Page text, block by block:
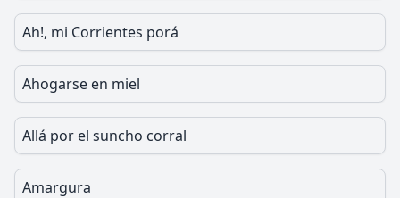
Ah!, mi Corrientes porá
Ahogarse en miel
Allá por el suncho corral
Amargura